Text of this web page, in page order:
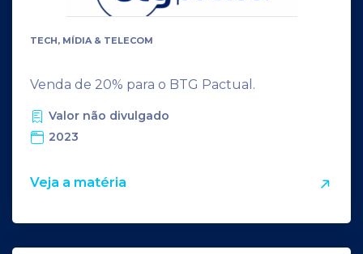
TECH, MÍDIA & TELECOM
Venda de 20% para o BTG Pactual.
Valor não divulgado
2023
Veja a matéria